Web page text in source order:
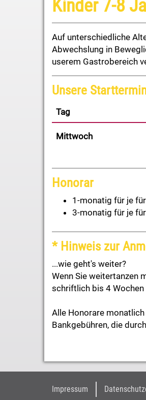
Kinder 7-8
Auf unterschiedliche
Abwechslung in
userem Gastrobereich
Unsere
Tag
Mittwoch
Honorar
1-monatig für je
3-monatig für je
* Hinweis zur
...wie geht's weiter?
Wenn Sie weitertanzen
schriftlich bis 4 Wochen
Alle Honorare
Bankgebühren, die
Impressum